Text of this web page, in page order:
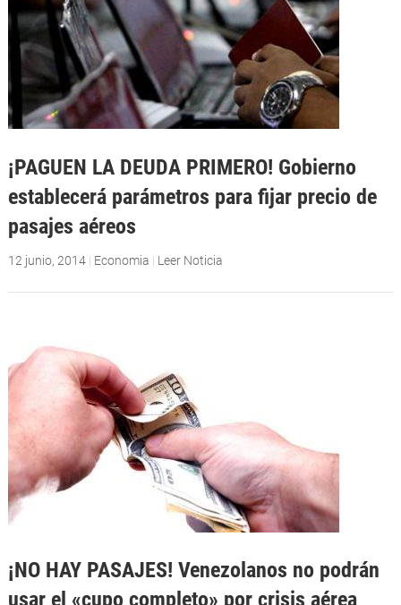
¡PAGUEN LA DEUDA PRIMERO! Gobierno
establecerá parámetros para fijar precio de
pasajes aéreos
12 junio, 2014| Economia | Leer Noticia
¡NO HAY PASAJES! Venezolanos no podrán
usar el «cupo completo» por crisis aérea